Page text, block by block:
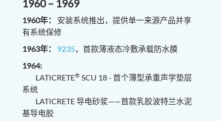
1960 – 1969
1960年：
安装系统推出，提供单一来源产品并享
有系统保修
1963年： 9235，首款薄液态冷敷承载防水膜
1964:
LATICRETE® SCU 18 - 首个薄型承重声学垫层
系统
LATICRETE 导电砂浆——首款乳胶波特兰水泥
基导电胶